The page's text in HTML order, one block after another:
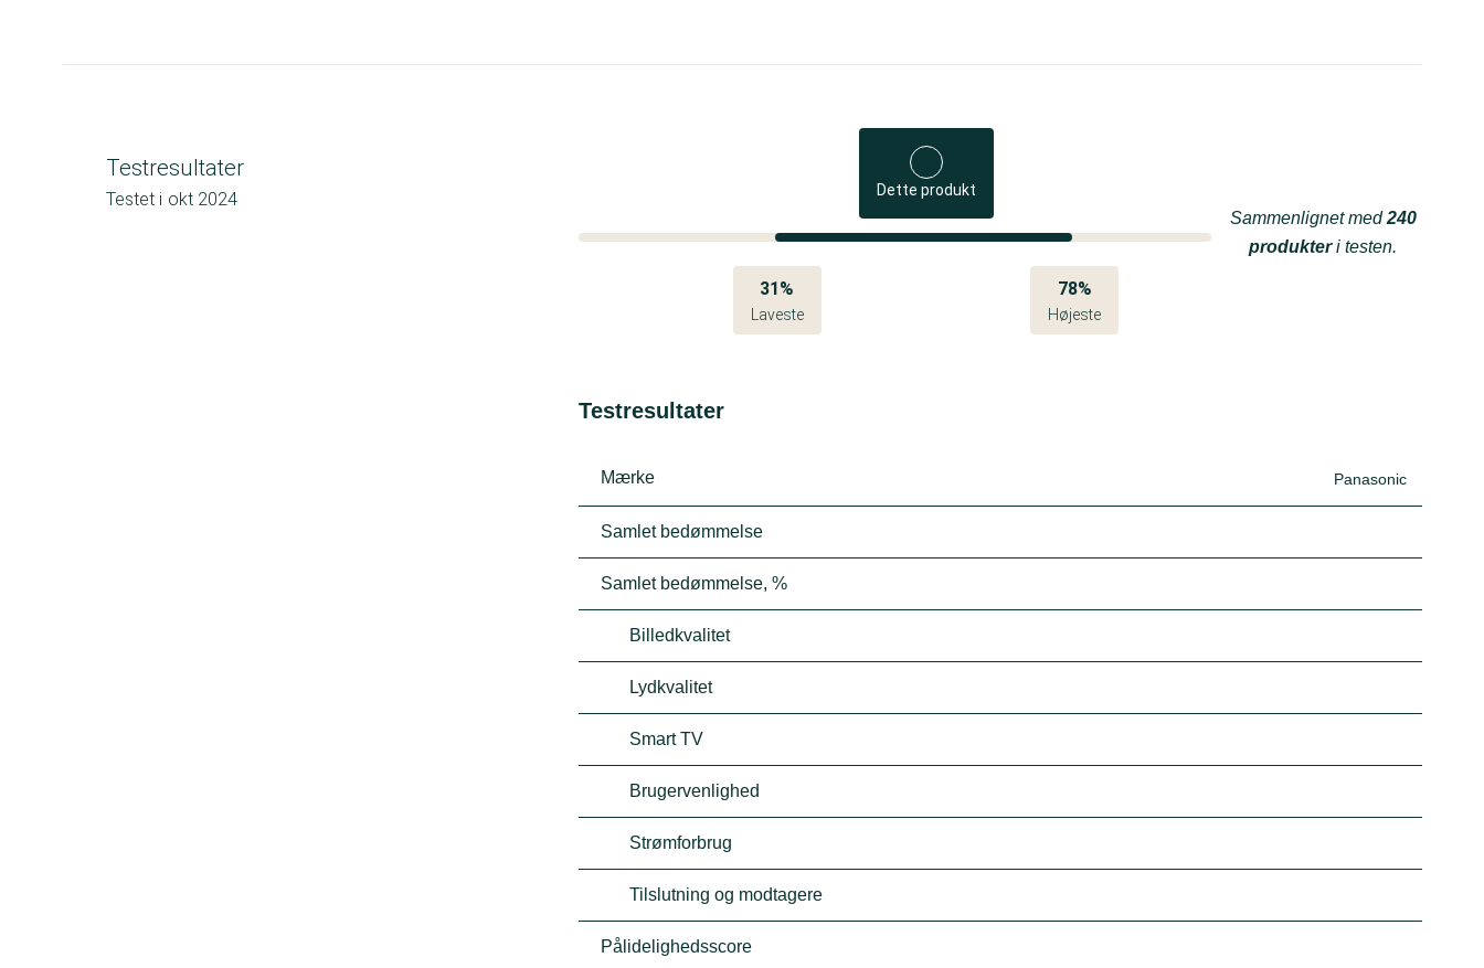
Testresultater
Testet i okt 2024 Dette produkt
31%
Laveste
78%
Højeste
Sammenlignet med240
produkteri testen.
Testresultater
Mærke Panasonic
Samlet bedømmelse
Samlet bedømmelse, %
Billedkvalitet
Lydkvalitet
Smart TV
Brugervenlighed
Strømforbrug
Tilslutning og modtagere
Pålidelighedsscore